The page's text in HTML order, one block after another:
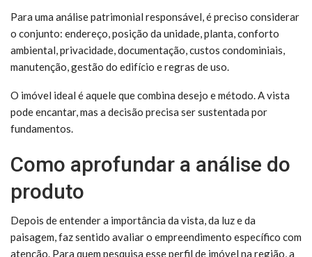
Para uma análise patrimonial responsável, é preciso considerar
o conjunto: endereço, posição da unidade, planta, conforto
ambiental, privacidade, documentação, custos condominiais,
manutenção, gestão do edifício e regras de uso.
O imóvel ideal é aquele que combina desejo e método. A vista
pode encantar, mas a decisão precisa ser sustentada por
fundamentos.
Como aprofundar a análise do
produto
Depois de entender a importância da vista, da luz e da
paisagem, faz sentido avaliar o empreendimento específico com
atenção. Para quem pesquisa esse perfil de imóvel na região, a